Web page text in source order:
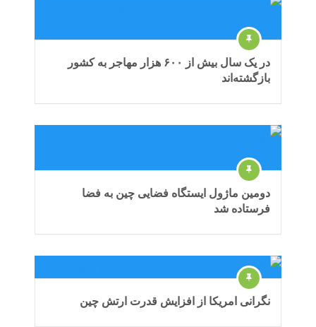
در یک سال بیش از ۶۰۰ هزار مهاجر به کشور
بازگشته‌اند
دومین ماژول ایستگاه فضایی چین به فضا
فرستاده شد
نگرانی امریکا از افزایش قدرت ارتش چین